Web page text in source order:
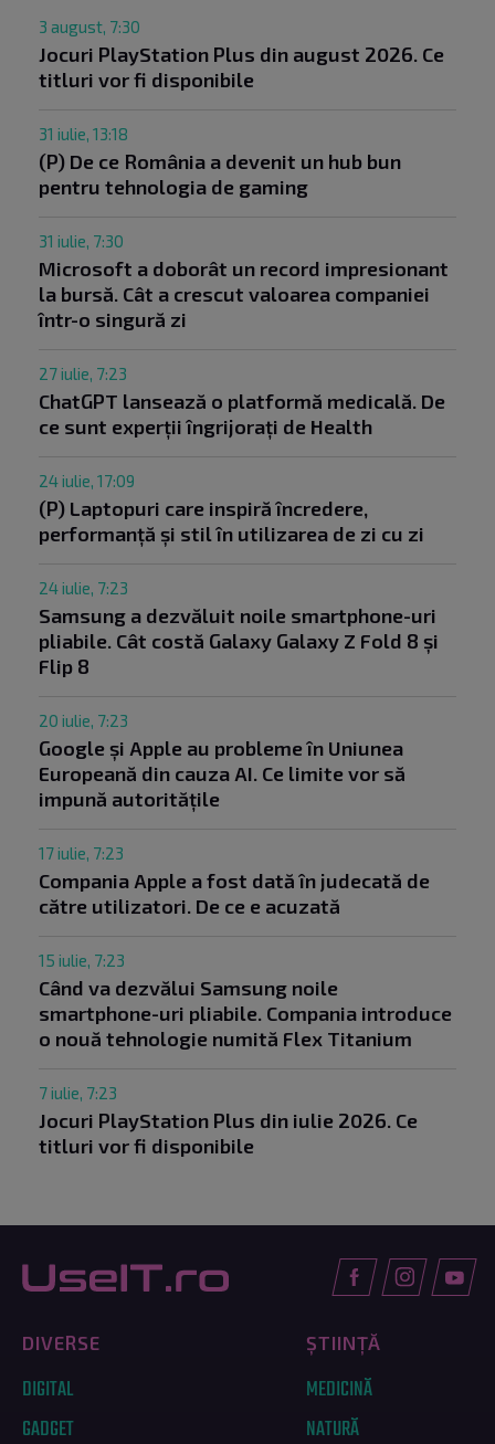
3 august, 7:30
Jocuri PlayStation Plus din august 2026. Ce
titluri vor fi disponibile
31 iulie, 13:18
(P) De ce România a devenit un hub bun
pentru tehnologia de gaming
31 iulie, 7:30
Microsoft a doborât un record impresionant
la bursă. Cât a crescut valoarea companiei
într-o singură zi
27 iulie, 7:23
ChatGPT lansează o platformă medicală. De
ce sunt experții îngrijorați de Health
24 iulie, 17:09
(P) Laptopuri care inspiră încredere,
performanță și stil în utilizarea de zi cu zi
24 iulie, 7:23
Samsung a dezvăluit noile smartphone-uri
pliabile. Cât costă Galaxy Galaxy Z Fold 8 și
Flip 8
20 iulie, 7:23
Google și Apple au probleme în Uniunea
Europeană din cauza AI. Ce limite vor să
impună autoritățile
17 iulie, 7:23
Compania Apple a fost dată în judecată de
către utilizatori. De ce e acuzată
15 iulie, 7:23
Când va dezvălui Samsung noile
smartphone-uri pliabile. Compania introduce
o nouă tehnologie numită Flex Titanium
7 iulie, 7:23
Jocuri PlayStation Plus din iulie 2026. Ce
titluri vor fi disponibile
DIVERSE
DIGITAL
GADGET
ȘTIINȚĂ
MEDICINĂ
NATURĂ